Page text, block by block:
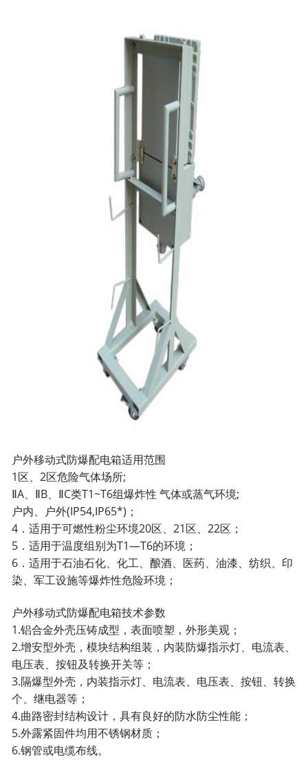
户外移动式防爆配电箱适用范围
1区、2区危险气体场所;
ⅡA、ⅡB、ⅡC类T1~T6组爆炸性 气体或蒸气环境;
户内、户外(IP54,IP65*)；
4．适用于可燃性粉尘环境20区、21区、22区；
5．适用于温度组别为T1—T6的环境；
6．适用于石油石化、化工、酿酒、医药、油漆、纺织、印
染、军工设施等爆炸性危险环境；
户外移动式防爆配电箱技术参数
1.铝合金外壳压铸成型，表面喷塑，外形美观；
2.增安型外壳，模块结构组装，内装防爆指示灯、电流表、
电压表、按钮及转换开关等；
3.隔爆型外壳，内装指示灯、电流表、电压表、按钮、转换
个、继电器等；
4.曲路密封结构设计，具有良好的防水防尘性能；
5.外露紧固件均用不锈钢材质；
6.钢管或电缆布线。